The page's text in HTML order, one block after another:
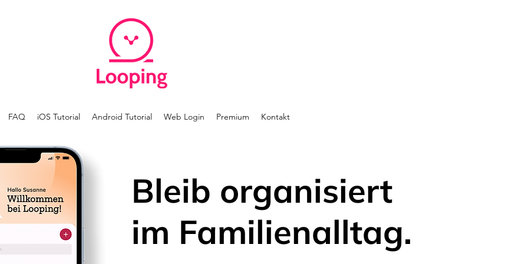
FAQ iOS Tutorial Android Tutorial Web Login Premium Kontakt
Bleib organisiert
im Familienalltag.